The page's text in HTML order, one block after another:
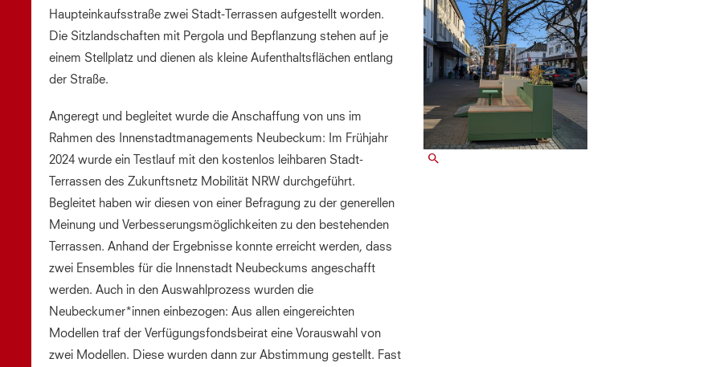
Haupteinkaufsstraße zwei Stadt-Terrassen aufgestellt worden.
Die Sitzlandschaften mit Pergola und Bepflanzung stehen auf je
einem Stellplatz und dienen als kleine Aufenthaltsflächen entlang
der Straße.
Angeregt und begleitet wurde die Anschaffung von uns im
Rahmen des Innenstadtmanagements Neubeckum: Im Frühjahr
2024 wurde ein Testlauf mit den kostenlos leihbaren Stadt-
Terrassen des Zukunftsnetz Mobilität NRW durchgeführt.
Begleitet haben wir diesen von einer Befragung zu der generellen
Meinung und Verbesserungsmöglichkeiten zu den bestehenden
Terrassen. Anhand der Ergebnisse konnte erreicht werden, dass
zwei Ensembles für die Innenstadt Neubeckums angeschafft
werden. Auch in den Auswahlprozess wurden die
Neubeckumer*innen einbezogen: Aus allen eingereichten
Modellen traf der Verfügungsfondsbeirat eine Vorauswahl von
zwei Modellen. Diese wurden dann zur Abstimmung gestellt. Fast